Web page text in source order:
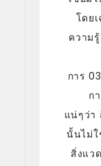
โดย
ความ
การ
ก
แน่ๆว่า
นั้นไม่ใ
สิ่งแว